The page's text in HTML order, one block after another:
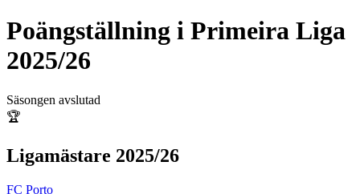
Poängställning i Primeira Liga
2025/26
Säsongen avslutad
🏆
Ligamästare 2025/26
FC Porto